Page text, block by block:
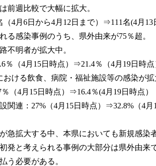
前週比較で大幅に拡大。
（4月6日から4月12日まで）⇒111名(4月13
る感染事例のうち、県外由来が75％超。
不明者が拡大中。
％（4月15日時点）⇒21.4％（4月19日時点
おける飲食、病院・福祉施設等の感染が拡
（4月15日時点）⇒16.4％(4月19日時点）
関連：27%（4月15日時点）⇒32.8%（4月
急拡大する中、本県においても新規感染
発と考えられる事例の大部分は県外由来
う必要がある。